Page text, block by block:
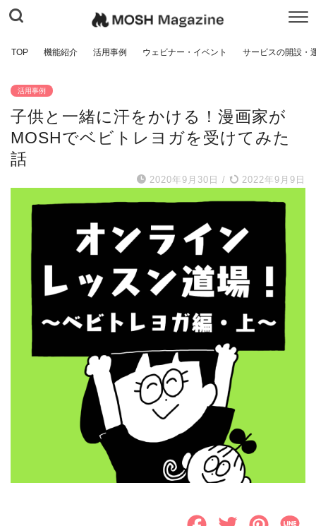
TOP 機能紹介 活用事例 ウェビナー・イベント サービスの開設・
活用事例
子供と一緒に汗をかける！漫画家が
MOSHでベビトレヨガを受けてみた
話
2020年9月30日 / 2022年9月9日